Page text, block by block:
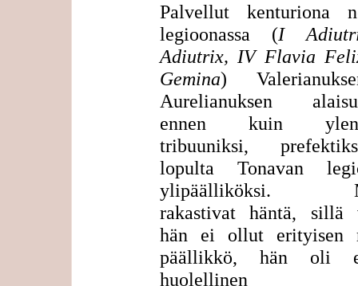
Palvellut kenturiona
legioonassa (I
Adiutrix, IV Flavia
Gemina)
Aurelianuksen
ennen kuin
tribuuniksi,
lopulta Tonavan
ylipäälliköksi.
rakastivat häntä, sillä
hän ei ollut erityisen
päällikkö, hän oli